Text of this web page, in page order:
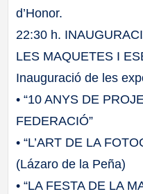
d’Honor.
22:30 h.
LES MAQUETES I
Inauguració de les
• “10 ANYS DE
FEDERACIÓ”
• “L’ART DE LA
(Lázaro de la Peña)
• “LA FESTA DE LA